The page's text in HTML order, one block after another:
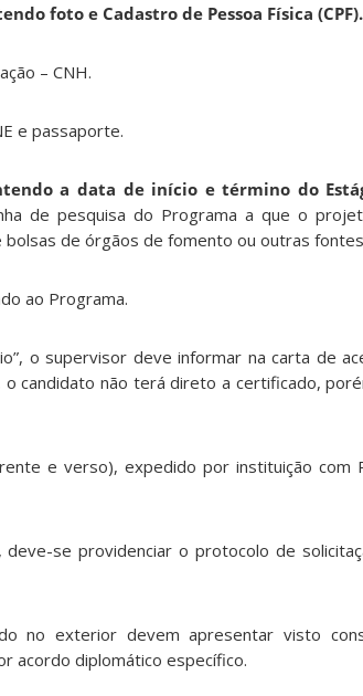
foto e Cadastro de Pessoa Física (CPF).
– CNH.
e passaporte.
a data de início e término do
de pesquisa do Programa a que o
de órgãos de fomento ou outras
ao Programa.
o supervisor deve informar na carta de
candidato não terá direto a certificado,
e verso), expedido por instituição com
se providenciar o protocolo de
exterior devem apresentar visto
acordo diplomático específico.